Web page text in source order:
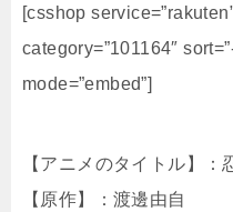
[csshop
category=”101164″
mode=”embed”]
【アニメのタイトル】：
【原作】：渡邊由自